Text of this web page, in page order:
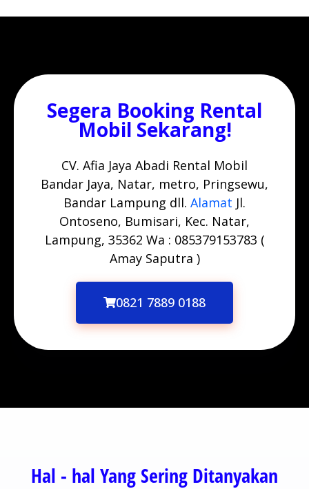
Segera Booking Rental
Mobil Sekarang!
CV. Afia Jaya Abadi Rental Mobil
Bandar Jaya, Natar, metro, Pringsewu,
Bandar Lampung dll. Alamat Jl.
Ontoseno, Bumisari, Kec. Natar,
Lampung, 35362 Wa : 085379153783 (
Amay Saputra )
0821 7889 0188
Hal - hal Yang Sering Ditanyakan